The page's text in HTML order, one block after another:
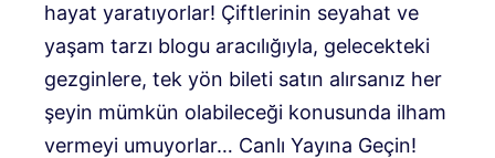
hayat yaratıyorlar! Çiftlerinin seyahat ve
yaşam tarzı blogu aracılığıyla, gelecekteki
gezginlere, tek yön bileti satın alırsanız her
şeyin mümkün olabileceği konusunda ilham
vermeyi umuyorlar… Canlı Yayına Geçin!